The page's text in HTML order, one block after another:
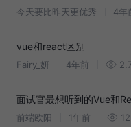
今天要比昨天更优秀 4年
vue和react区别
Fairy_妍 4年前
面试官最想听到的Vue和
前端欧阳 1年前